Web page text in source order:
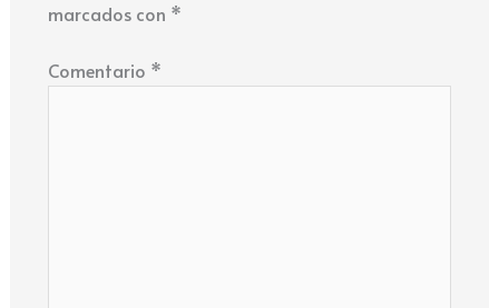
marcados con *
Comentario *